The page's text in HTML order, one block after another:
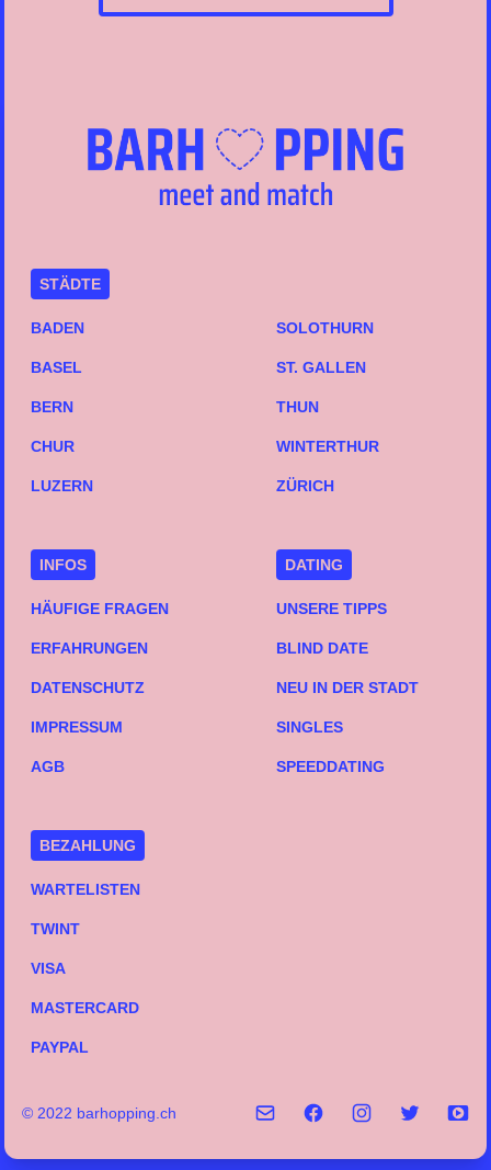
STÄDTE
BADEN
BASEL
BERN
CHUR
LUZERN
SOLOTHURN
ST. GALLEN
THUN
WINTERTHUR
ZÜRICH
INFOS
HÄUFIGE FRAGEN
ERFAHRUNGEN
DATENSCHUTZ
IMPRESSUM
AGB
DATING
UNSERE TIPPS
BLIND DATE
NEU IN DER STADT
SINGLES
SPEEDDATING
BEZAHLUNG
WARTELISTEN
TWINT
VISA
MASTERCARD
PAYPAL
© 2022 barhopping.ch